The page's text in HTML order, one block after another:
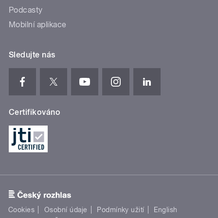
Podcasty
Mobilní aplikace
Sledujte nás
Certifikováno
Cookies Osobní údaje Podmínky užití
English